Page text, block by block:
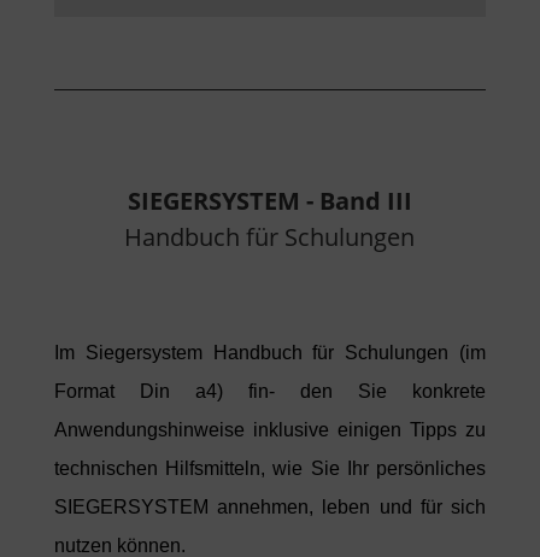
SIEGERSYSTEM - Band III
Handbuch für Schulungen
Im Siegersystem Handbuch für Schulungen (im
Format Din a4) fin- den Sie konkrete
Anwendungshinweise inklusive einigen Tipps zu
technischen Hilfsmitteln, wie Sie Ihr persönliches
SIEGERSYSTEM annehmen, leben und für sich
nutzen können.